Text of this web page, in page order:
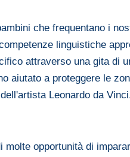
che frequentano i
linguistiche
attraverso una gita di
aiutato a proteggere le
Leonardo da
opportunità di